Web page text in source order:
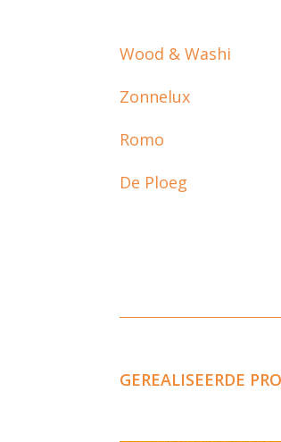
Wood & Washi
Zonnelux
Romo
De Ploeg
GEREALISEERDE